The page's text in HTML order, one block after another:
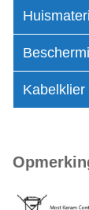
Kabelklier